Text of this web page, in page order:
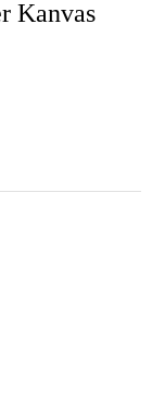
Kanvas